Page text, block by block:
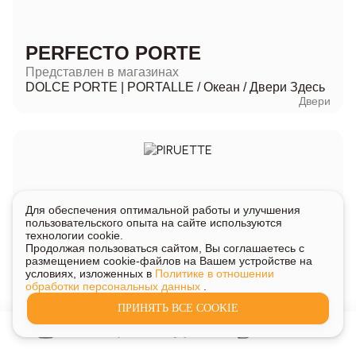
PERFECTO PORTE
Представлен в магазинах
DOLCE PORTE | PORTALLE /Океан /Двери Здесь
Двери
PIRUETTE
Представлен в магазинах
Для обеспечения оптимальной работы и улучшения
пользовательского опыта на сайте используются
технологии cookie.
Продолжая пользоваться сайтом, Вы соглашаетесь с
размещением cookie-файлов на Вашем устройстве на
условиях, изложенных в Политике в отношении
обработки персональных данных
ПРИНЯТЬ ВСЕ COOKIE